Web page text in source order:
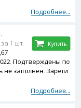
Подробнее...
Подтверждены по
не заполнен. Зареги
Подробнее...
1 шт.
Купить